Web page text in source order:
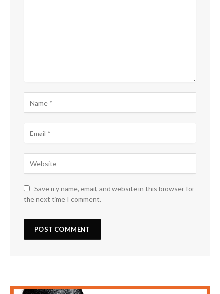
Save my name, email, and website in this browser for
the next time I comment.